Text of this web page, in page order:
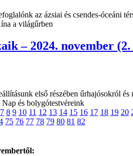
az ázsiai és csendes-óceáni
a világűrben
– 2024. november (2.
első részében űrhajósokról
Nap és bolygótestvéreink
7 8 9 10 11 12 13 14 15 16 17 18 19 20
75 76 77 78 79 80 81 82